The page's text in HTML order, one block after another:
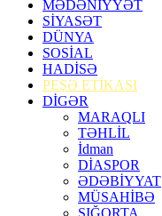
MƏDƏNİYYƏT
SİYASƏT
DÜNYA
SOSİAL
HADİSƏ
PEŞƏ ETİKASI
DİGƏR
MARAQLI
TƏHLİL
İdman
DİASPOR
ƏDƏBİYYAT
MÜSAHİBƏ
SIĞORTA